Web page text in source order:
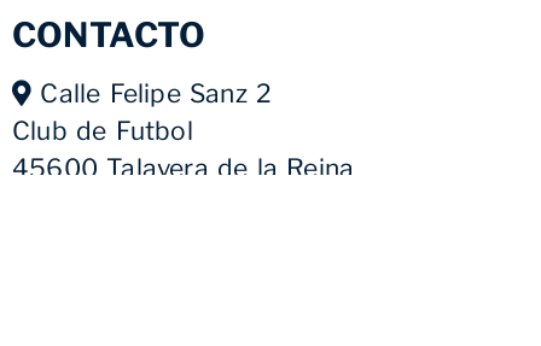
CONTACTO
Calle Felipe Sanz 2
Club de Futbol
45600 Talavera de la Reina